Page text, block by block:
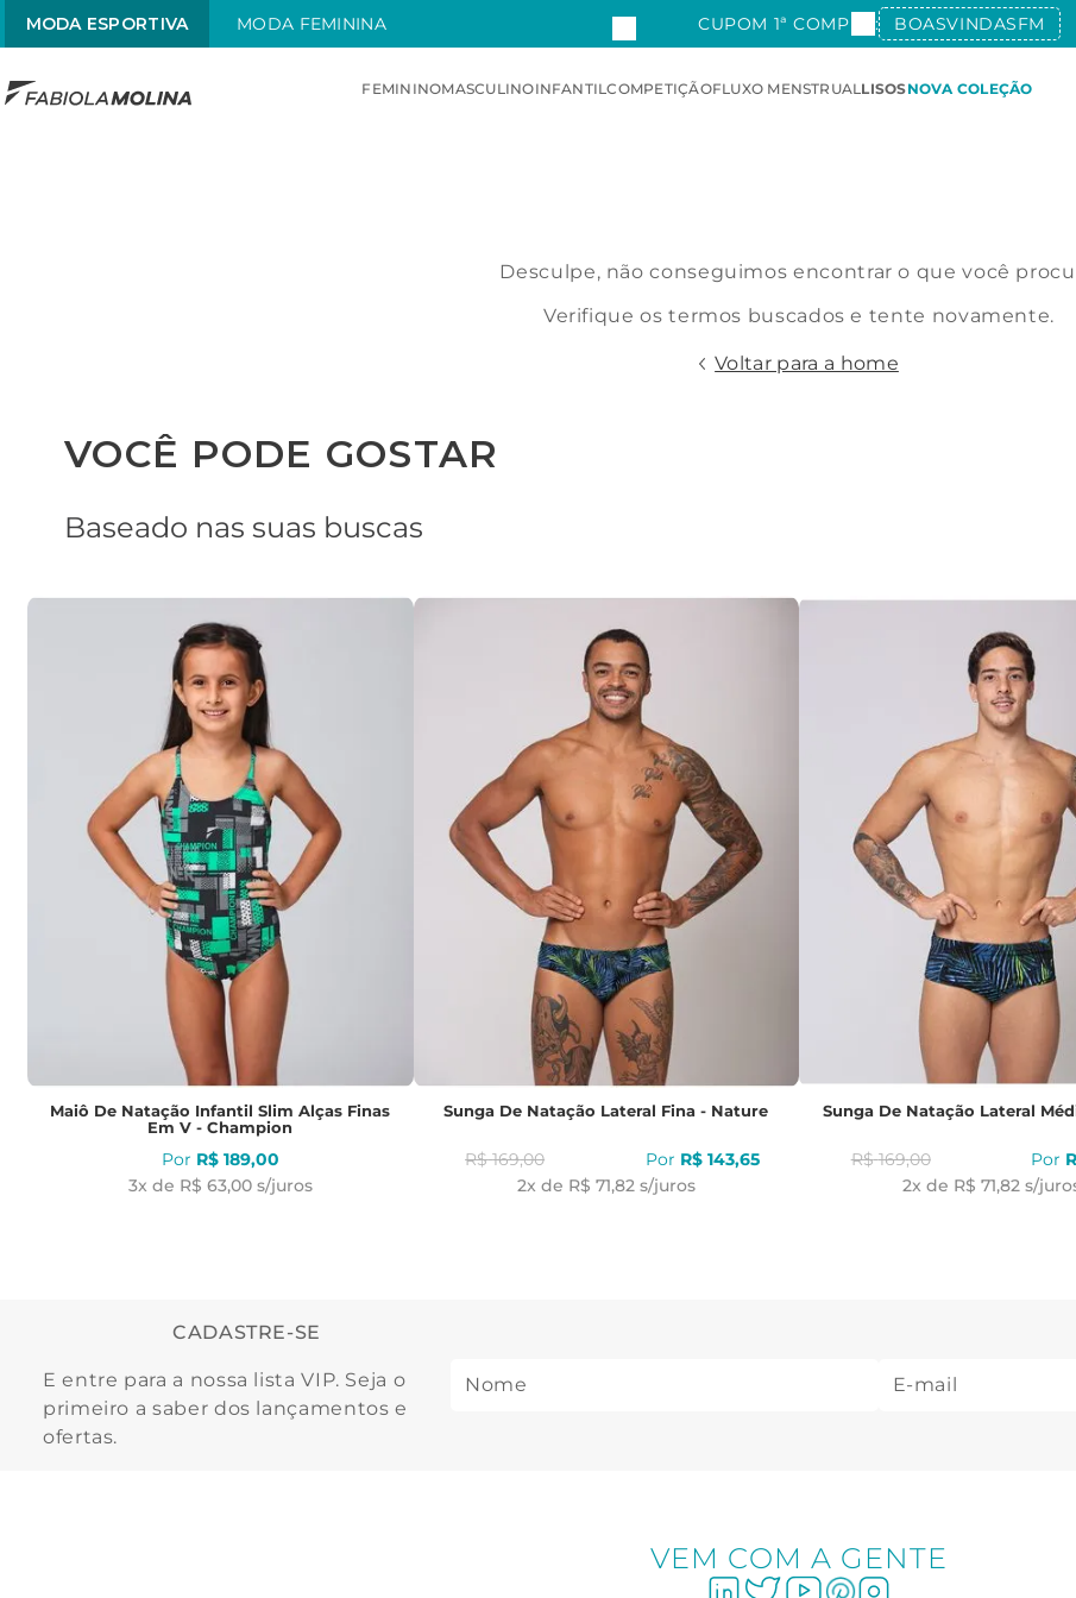
MODA ESPORTIVA MODA FEMININA CUPOM 1ª COMPRA: BOASVINDASFM
FEMININOMASCULINOINFANTILCOMPETIÇÃOFLUXO MENSTRUALLISOSNOVA COLEÇÃO
Desculpe, não conseguimos encontrar o que você
Verifique os termos buscados e tente novamente.
Voltar para a home
VOCÊ PODE GOSTAR
Baseado nas suas buscas
Maiô De Natação Infantil Slim Alças Finas
Em V - Champion
R$ 189,00
3x de R$ 63,00 s/juros
Sunga De Natação Lateral Fina - Nature
R$ 169,00 R$ 143,65
2x de R$ 71,82 s/juros
Sunga De Natação Lateral
R$ 169,00
2x de R$ 71,82 s/
CADASTRE-SE
E entre para a nossa lista VIP. Seja o
primeiro a saber dos lançamentos e
ofertas.
VEM COM A GENTE